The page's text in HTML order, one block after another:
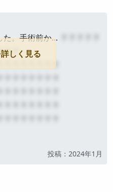
た。手術前か…
？？
？？？？？？？
投稿：2024年1月
しく見る